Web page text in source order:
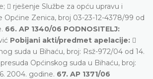
 rješenje Službe za opću upravu i
Općine Zenica, broj 03-23-12-4378/99 od
66. AP 1340/06 PODNOSITELJ:
Pobijani akti/predmet apelacije: 
suda u Bihaću, broj: Rsž-972/04 od 14.
Općinskog suda u Bihaću, broj:
2004. godine. 67. AP 1371/06